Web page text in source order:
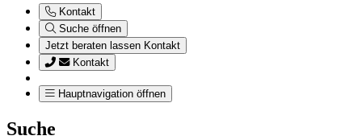
Kontakt
Suche öffnen
Jetzt beraten lassen Kontakt
Kontakt
Hauptnavigation öffnen
Suche